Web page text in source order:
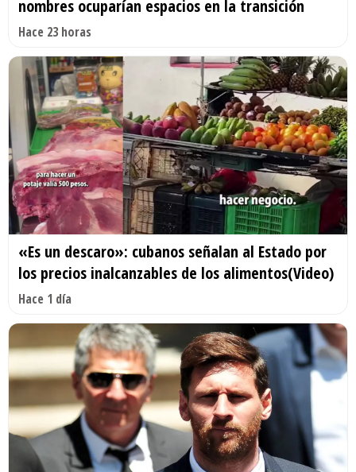
nombres ocuparían espacios en la transición
Hace 23 horas
«Es un descaro»: cubanos señalan al Estado por
los precios inalcanzables de los alimentos(Video)
Hace 1 día